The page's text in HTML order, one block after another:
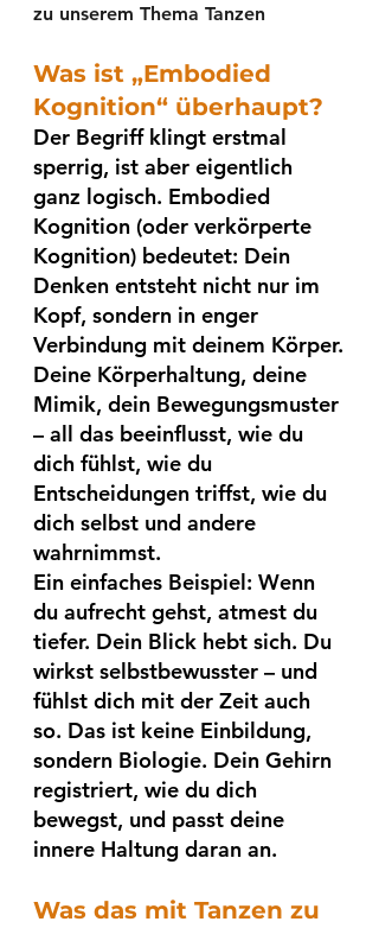
zu unserem Thema Tanzen
Was ist „Embodied
Kognition“ überhaupt?
Der Begriff klingt erstmal
sperrig, ist aber eigentlich
ganz logisch. Embodied
Kognition (oder verkörperte
Kognition) bedeutet: Dein
Denken entsteht nicht nur im
Kopf, sondern in enger
Verbindung mit deinem Körper.
Deine Körperhaltung, deine
Mimik, dein Bewegungsmuster
– all das beeinflusst, wie du
dich fühlst, wie du
Entscheidungen triffst, wie du
dich selbst und andere
wahrnimmst.
Ein einfaches Beispiel: Wenn
du aufrecht gehst, atmest du
tiefer. Dein Blick hebt sich. Du
wirkst selbstbewusster – und
fühlst dich mit der Zeit auch
so. Das ist keine Einbildung,
sondern Biologie. Dein Gehirn
registriert, wie du dich
bewegst, und passt deine
innere Haltung daran an.
Was das mit Tanzen zu